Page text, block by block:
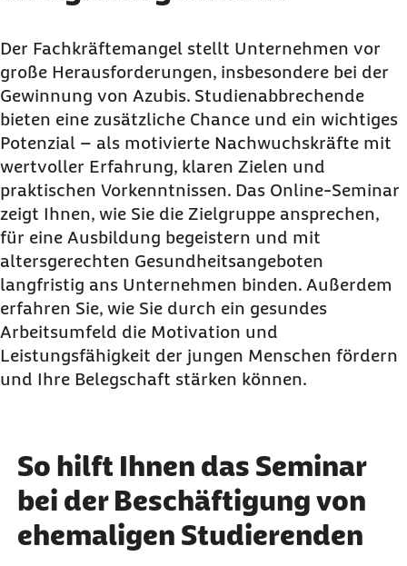
Der Fachkräftemangel stellt Unternehmen vor
große Herausforderungen, insbesondere bei der
Gewinnung von Azubis. Studienabbrechende
bieten eine zusätzliche Chance und ein wichtiges
Potenzial – als motivierte Nachwuchskräfte mit
wertvoller Erfahrung, klaren Zielen und
praktischen Vorkenntnissen. Das Online-Seminar
zeigt Ihnen, wie Sie die Zielgruppe ansprechen,
für eine Ausbildung begeistern und mit
altersgerechten Gesundheitsangeboten
langfristig ans Unternehmen binden. Außerdem
erfahren Sie, wie Sie durch ein gesundes
Arbeitsumfeld die Motivation und
Leistungsfähigkeit der jungen Menschen fördern
und Ihre Belegschaft stärken können.
So hilft Ihnen das Seminar
bei der Beschäftigung von
ehemaligen Studierenden